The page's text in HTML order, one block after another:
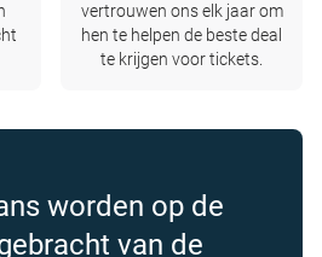
vertrouwen ons elk jaar om
hen te helpen de beste deal
te krijgen voor tickets.
worden op de
van de